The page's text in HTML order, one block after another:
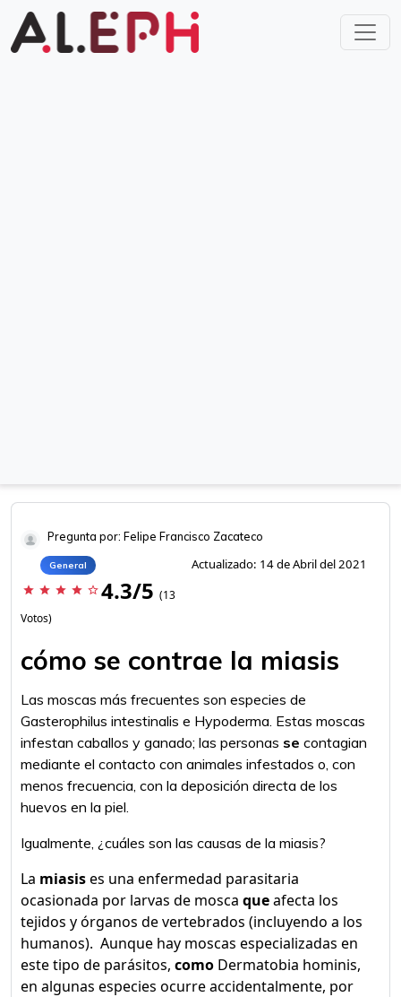
Pregunta por: Felipe Francisco Zacateco
General Actualizado: 14 de Abril del 2021
star star star star star_border 4.3/5 (13
Votos)
cómo se contrae la miasis
Las moscas más frecuentes son especies de
Gasterophilus intestinalis e Hypoderma. Estas moscas
infestan caballos y ganado; las personas se contagian
mediante el contacto con animales infestados o, con
menos frecuencia, con la deposición directa de los
huevos en la piel.
Igualmente, ¿cuáles son las causas de la miasis?
La miasises una enfermedad parasitaria
ocasionada por larvas de mosca queafecta los
tejidos y órganos de vertebrados (incluyendo a los
humanos). ​ Aunque hay moscas especializadas en
este tipo de parásitos, como Dermatobia hominis,
en algunas especies ocurre accidentalmente, por